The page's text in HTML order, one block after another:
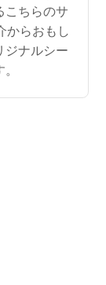
こちらのサ
からおもし
ジナルシー